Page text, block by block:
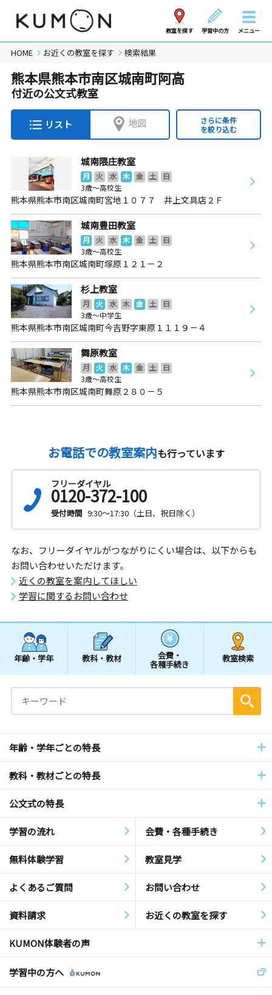
教室を探す 学習中の方 メニュー
HOME お近くの教室を探す 検索結果
熊本県熊本市南区城南町阿高
付近の公文式教室
リスト 地図
さらに条件
を絞り込む
城南隈庄教室
月 火 水 木 金 土
日
3歳～高校生
熊本県熊本市南区城南町宮地１０７７ 井上文具店２Ｆ
城南豊田教室
月 火 水 木 金 土
日
3歳～高校生
熊本県熊本市南区城南町塚原１２１－２
杉上教室
月 火 水 木 金 土
日
3歳～中学生
熊本県熊本市南区城南町今吉野字東原１１１９－４
舞原教室
月 火 水 木 金 土
日
3歳～高校生
熊本県熊本市南区城南町舞原２８０－５
お電話での教室案内も行っています
フリーダイヤル
0120-372-100
受付時間 9:30～17:30（土日、祝日除く）
なお、フリーダイヤルがつながりにくい場合は、以下からも
お問い合わせいただけます。
近くの教室を案内してほしい
学習に関するお問い合わせ
年齢・学年 教科・教材 会費・
各種手続き
教室検索
年齢・学年ごとの特長
教科・教材ごとの特長
公文式の特長
学習の流れ 会費・各種手続き
無料体験学習 教室見学
よくあるご質問 お問い合わせ
資料請求 お近くの教室を探す
KUMON体験者の声
学習中の方へ